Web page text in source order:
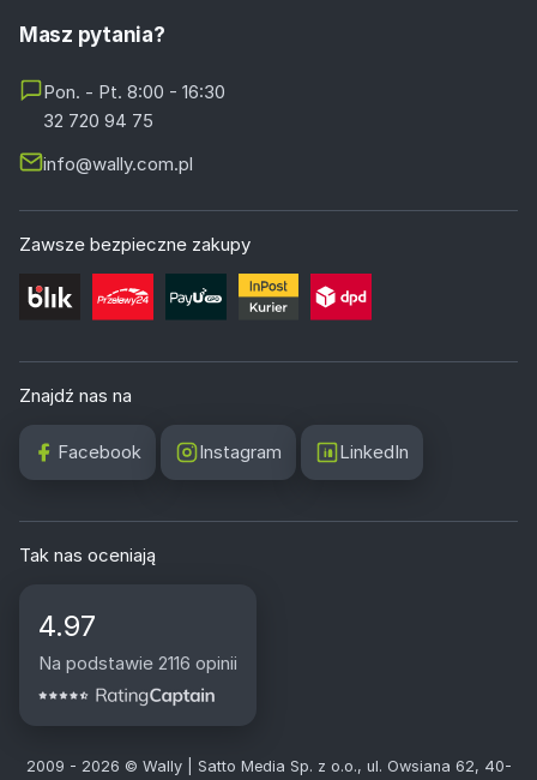
Masz pytania?
Pon. - Pt. 8:00 - 16:30
32 720 94 75
info@wally.com.pl
Zawsze bezpieczne zakupy
Znajdź nas na
Facebook Instagram LinkedIn
Tak nas oceniają
4.97
Na podstawie 2116 opinii
2009 - 2026 © Wally | Satto Media Sp. z o.o., ul. Owsiana 62, 40-